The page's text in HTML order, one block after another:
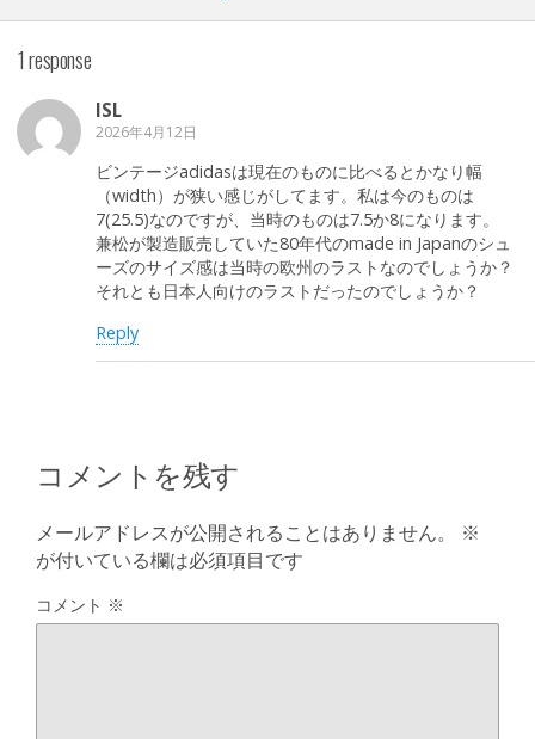
1 response
ISL
2026年4月12日
ビンテージadidasは現在のものに比べるとかなり幅
（width）が狭い感じがしてます。私は今のものは
7(25.5)なのですが、当時のものは7.5か8になります。
兼松が製造販売していた80年代のmade in Japanのシュ
ーズのサイズ感は当時の欧州のラストなのでしょうか？
それとも日本人向けのラストだったのでしょうか？
Reply
コメントを残す
メールアドレスが公開されることはありません。
※
が付いている欄は必須項目です
コメント ※